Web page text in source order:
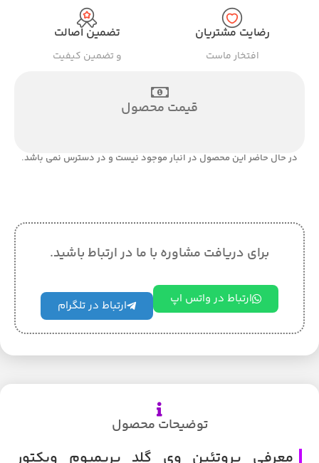
رضایت مشتریان
افتخار ماست
تضمین اصالت
و تضمین کیفیت
قیمت محصول
در حال حاضر این محصول در انبار موجود نیست و در دسترس نمی باشد.
برای دریافت مشاوره با ما در ارتباط باشید.
ارتباط در واتس اپ ارتباط در تلگرام
توضیحات محصول